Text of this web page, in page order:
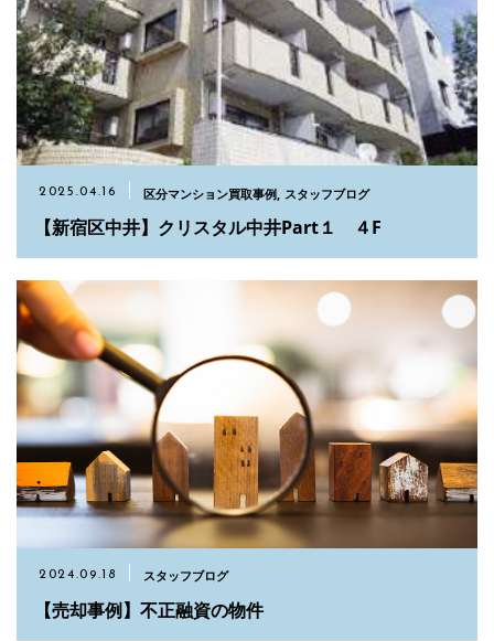
コンテンツ
お問い合わせ
03-5651-5860
CONTACT
2025.04.16 区分マンション買取事例 スタッフブログ
【新宿区中井】クリスタル中井Part１ ４F
2024.09.18 スタッフブログ
【売却事例】不正融資の物件